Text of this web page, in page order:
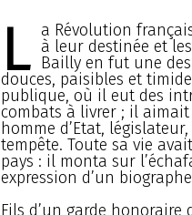
L a Révolution
à leur destinée et
Bailly en fut une
douces, paisibles et
publique, où il eut des
combats à livrer ; il
homme d’Etat,
tempête. Toute sa vie
pays : il monta sur
expression d’un
Fils d’un garde honoraire